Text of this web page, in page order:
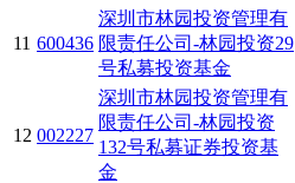
11 600436
深圳市林园投资管理有
限责任公司-林园投资29
号私募投资基金
12 002227
深圳市林园投资管理有
限责任公司-林园投资
132号私募证券投资基
金